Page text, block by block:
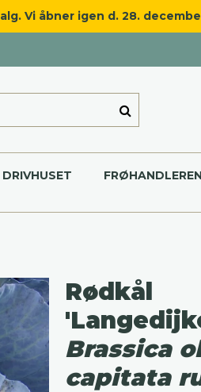
Vi åbner igen d. 28.
DRIVHUSET
Rødkål
Brassica
capitata